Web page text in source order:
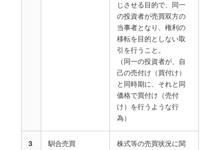
じさせる目的で、同一
の投資者が売買双方の
当事者となり、権利の
移転を目的としない取
引を行うこと。
（同一の投資者が、自
己の売付け（買付け）
と同時期に、それと同
価格で買付け（売付
け）を行うような行
為）
3 馴合売買
株式等の売買状況に関